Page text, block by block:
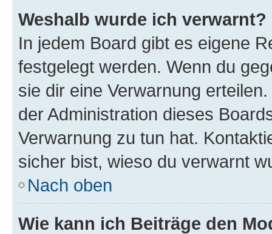
Weshalb wurde ich verwarnt?
In jedem Board gibt es eigene
festgelegt werden. Wenn du
sie dir eine Verwarnung
der Administration dieses
Verwarnung zu tun hat.
sicher bist, wieso du verwarnt
Nach oben
Wie kann ich Beiträge den